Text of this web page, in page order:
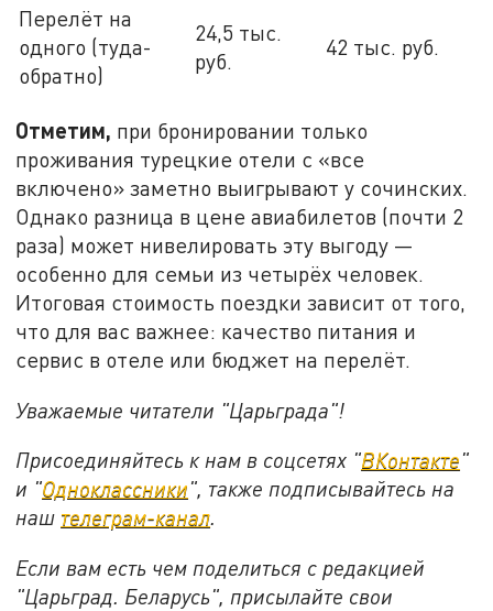
Перелёт на
одного (туда-
обратно)
24,5 тыс.
руб.
42 тыс. руб.
Отметим, при бронировании только
проживания турецкие отели с «все
включено» заметно выигрывают у сочинских.
Однако разница в цене авиабилетов (почти 2
раза) может нивелировать эту выгоду —
особенно для семьи из четырёх человек.
Итоговая стоимость поездки зависит от того,
что для вас важнее: качество питания и
сервис в отеле или бюджет на перелёт.
Уважаемые читатели "Царьграда"!
Присоединяйтесь к нам в соцсетях "ВКонтакте"
и "Одноклассники", также подписывайтесь на
наш телеграм-канал.
Если вам есть чем поделиться с редакцией
"Царьград. Беларусь", присылайте свои